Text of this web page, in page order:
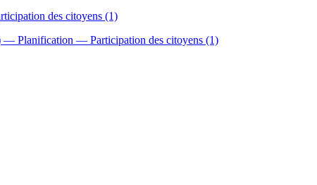
des citoyens (1)
— Planification — Participation des citoyens (1)